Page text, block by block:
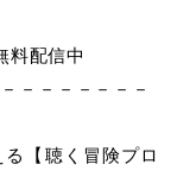
料配信中
－－－－－－－
【聴く冒険プロ